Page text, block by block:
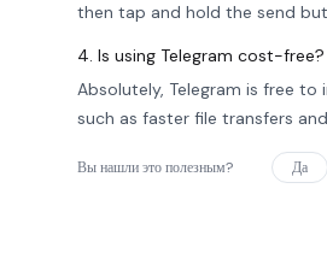
then tap and hold the send
4. Is using Telegram cost-free?
Absolutely, Telegram is free
such as faster file transfers
Вы нашли это полезным? Да